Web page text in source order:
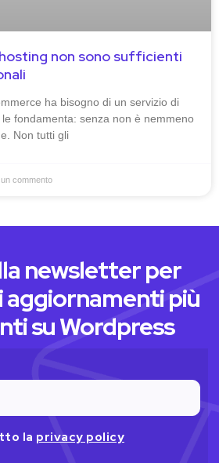
non sono sufficienti
ha bisogno di un servizio di
fondamenta: senza non è nemmeno
Non tutti gli
commento
newsletter per
aggiornamenti più
su Wordpress
la privacy policy